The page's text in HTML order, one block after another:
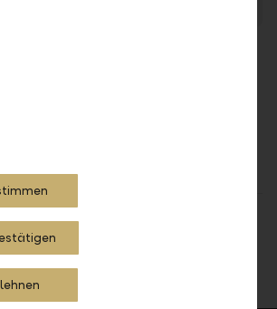
uns unter ebankingdirekt@llb.li
Teilen